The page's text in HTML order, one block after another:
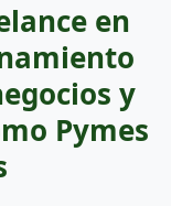
en
y
Pymes